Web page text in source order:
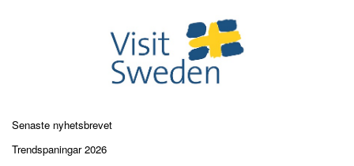
Senaste nyhetsbrevet
Trendspaningar 2026